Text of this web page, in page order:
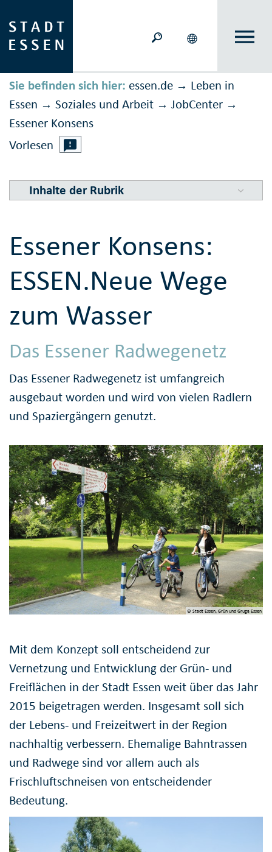
Sie befinden sich hier: essen.de → Leben in
Essen → Soziales und Arbeit → JobCenter →
Essener Konsens
Vorlesen
Inhalte der Rubrik
Essener Konsens:
ESSEN.Neue Wege
zum Wasser
Das Essener Radwegenetz
Das Essener Radwegenetz ist umfangreich
ausgebaut worden und wird von vielen Radlern
und Spaziergängern genutzt.
© Stadt Essen, Grün und Gruga Essen
Mit dem Konzept soll entscheidend zur
Vernetzung und Entwicklung der Grün- und
Freiflächen in der Stadt Essen weit über das Jahr
2015 beigetragen werden. Insgesamt soll sich
der Lebens- und Freizeitwert in der Region
nachhaltig verbessern. Ehemalige Bahntrassen
und Radwege sind vor allem auch als
Frischluftschneisen von entscheidender
Bedeutung.